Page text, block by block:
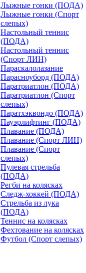
Лыжные гонки (ПОДА)
Лыжные гонки (Спорт
слепых)
Настольный теннис
(ПОДА)
Настольный теннис
(Спорт ЛИН)
Параскалолазание
Парасноуборд (ПОДА)
Паратриатлон (ПОДА)
Паратриатлон (Спорт
слепых)
Паратхэквондо (ПОДА)
Пауэрлифтинг (ПОДА)
Плавание (ПОДА)
Плавание (Спорт ЛИН)
Плавание (Спорт
слепых)
Пулевая стрельба
(ПОДА)
Регби на колясках
Следж-хоккей (ПОДА)
Стрельба из лука
(ПОДА)
Теннис на колясках
Фехтование на колясках
Футбол (Спорт слепых)